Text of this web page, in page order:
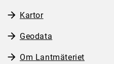
Kartor
Geodata
Om Lantmäteriet